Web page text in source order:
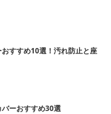
すすめ10選！汚れ防止と座
ーおすすめ30選